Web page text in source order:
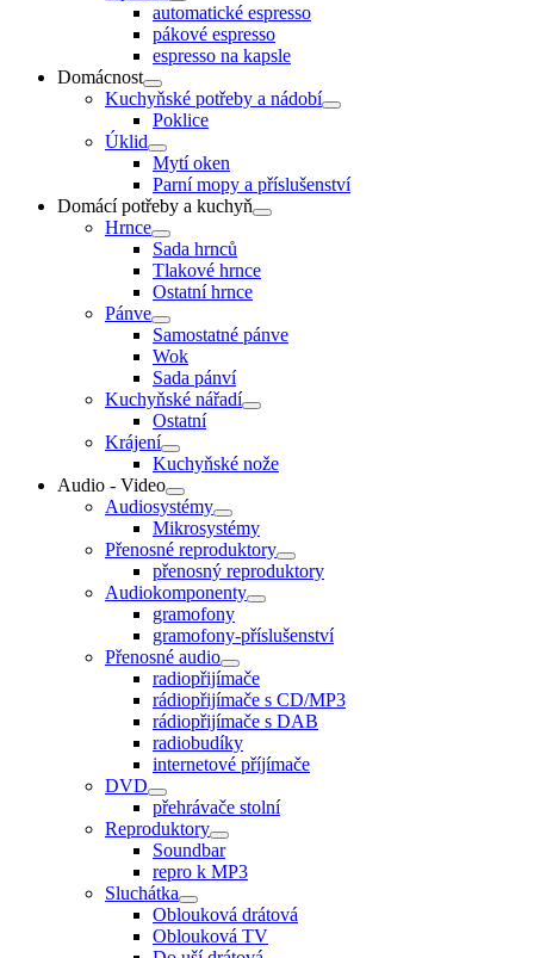
automatické espresso
pákové espresso
espresso na kapsle
Domácnost
Kuchyňské potřeby a nádobí
Poklice
Úklid
Mytí oken
Parní mopy a příslušenství
Domácí potřeby a kuchyň
Hrnce
Sada hrnců
Tlakové hrnce
Ostatní hrnce
Pánve
Samostatné pánve
Wok
Sada pánví
Kuchyňské nářadí
Ostatní
Krájení
Kuchyňské nože
Audio - Video
Audiosystémy
Mikrosystémy
Přenosné reproduktory
přenosný reproduktory
Audiokomponenty
gramofony
gramofony-příslušenství
Přenosné audio
radiopřijímače
rádiopřijímače s CD/MP3
rádiopřijímače s DAB
radiobudíky
internetové příjímače
DVD
přehrávače stolní
Reproduktory
Soundbar
repro k MP3
Sluchátka
Oblouková drátová
Oblouková TV